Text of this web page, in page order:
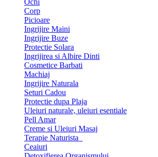
Ochi
Corp
Picioare
Ingrijire Maini
Ingrijire Buze
Protectie Solara
Ingrijirea si Albire Dinti
Cosmetice Barbati
Machiaj
Ingrijire Naturala
Seturi Cadou
Protectie dupa Plaja
Uleiuri naturale, uleiuri esentiale
Pell Amar
Creme si Uleiuri Masaj
Terapie Naturista
Ceaiuri